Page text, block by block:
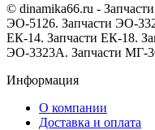
© dinamika66.ru -
ЭО-5126. Запчасти ЭО-
ЕК-14. Запчасти ЕК-18.
ЭО-3323А. Запчасти МГ-
Информация
О компании
Доставка и оплата